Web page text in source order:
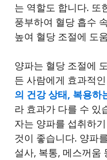
는 역할도 합니다. 또
풍부하여 혈당 흡수
높여 혈당 조절에 도
양파는 혈당 조절에
든 사람에게 효과적
의 건강 상태, 복용하
라 효과가 다를 수 있
자는 양파를 섭취하
것이 좋습니다. 양파
설사, 복통, 메스꺼움